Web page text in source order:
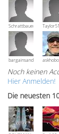
Schrattbauer
bargainsandmoreaskhobo
Noch keinen
Hier Anmelden!
Die neuesten